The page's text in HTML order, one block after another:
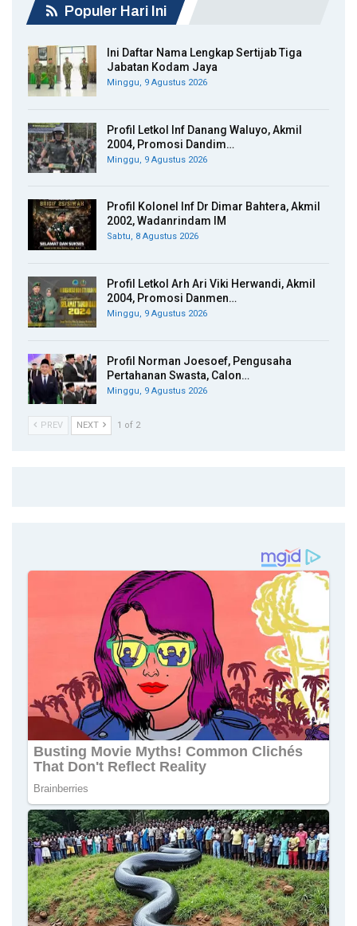
Populer Hari Ini
Ini Daftar Nama Lengkap Sertijab Tiga
Jabatan Kodam Jaya
Minggu, 9 Agustus 2026
Profil Letkol Inf Danang Waluyo, Akmil
2004, Promosi Dandim…
Minggu, 9 Agustus 2026
Profil Kolonel Inf Dr Dimar Bahtera, Akmil
2002, Wadanrindam IM
Sabtu, 8 Agustus 2026
Profil Letkol Arh Ari Viki Herwandi, Akmil
2004, Promosi Danmen…
Minggu, 9 Agustus 2026
Profil Norman Joesoef, Pengusaha
Pertahanan Swasta, Calon…
Minggu, 9 Agustus 2026
PREV NEXT 1 of 2